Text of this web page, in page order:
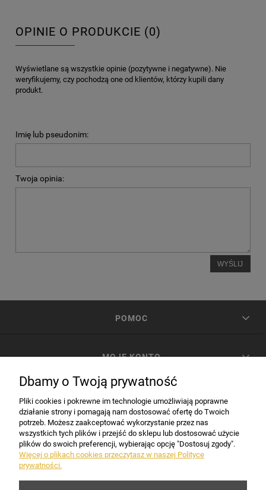
OPINIE O PRODUKCIE (0)
Wyświetlane są wszystkie opinie (pozytywne i negatywne). Nie
weryfikujemy, czy pochodzą one od klientów, którzy kupili dany
produkt.
Imię lub pseudonim:
Twoja opinia:
WYŚLIJ
POMOC
MOJE KONTO
INFORMACJE
Dbamy o Twoją prywatność
Pliki cookies i pokrewne im technologie umożliwiają poprawne
działanie strony i pomagają nam dostosować ofertę do Twoich
potrzeb. Możesz zaakceptować wykorzystanie przez nas
wszystkich tych plików i przejść do sklepu lub dostosować użycie
plików do swoich preferencji, wybierając opcję "Dostosuj zgody".
Więcej o plikach cookies przeczytasz w naszej Polityce
prywatności.